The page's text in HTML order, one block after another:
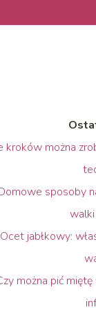
kroków można
sposoby
Ocet jabłkowy:
można pić